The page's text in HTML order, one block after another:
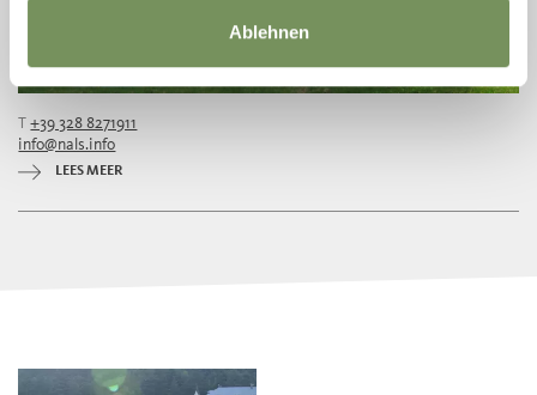
Ablehnen
T+39 328 8271911
info@nals.info
LEES MEER